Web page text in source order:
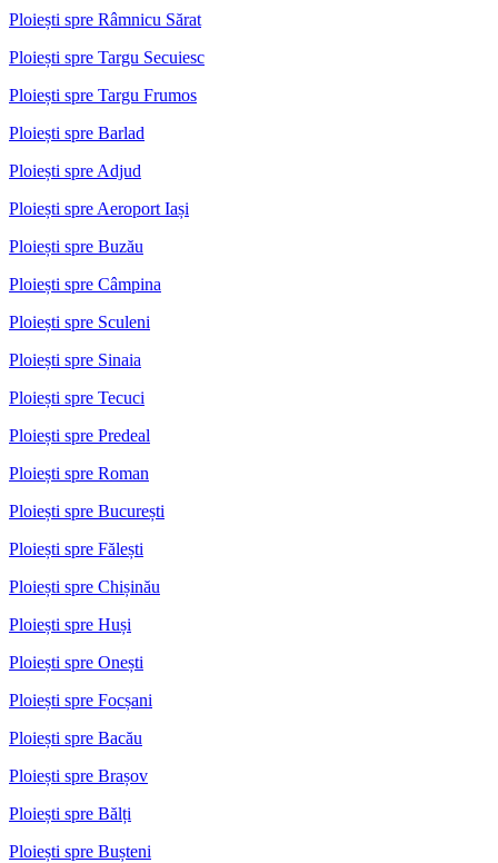
Ploiești spre Râmnicu Sărat
Ploiești spre Targu Secuiesc
Ploiești spre Targu Frumos
Ploiești spre Barlad
Ploiești spre Adjud
Ploiești spre Aeroport Iași
Ploiești spre Buzău
Ploiești spre Câmpina
Ploiești spre Sculeni
Ploiești spre Sinaia
Ploiești spre Tecuci
Ploiești spre Predeal
Ploiești spre Roman
Ploiești spre București
Ploiești spre Fălești
Ploiești spre Chișinău
Ploiești spre Huși
Ploiești spre Onești
Ploiești spre Focșani
Ploiești spre Bacău
Ploiești spre Brașov
Ploiești spre Bălți
Ploiești spre Bușteni